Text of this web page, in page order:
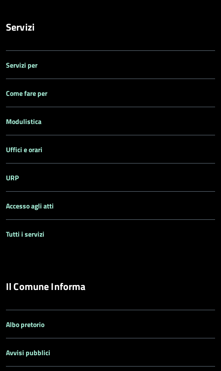
Servizi
Servizi per
Come fare per
Modulistica
Uffici e orari
URP
Accesso agli atti
Tutti i servizi
Il Comune Informa
Albo pretorio
Avvisi pubblici